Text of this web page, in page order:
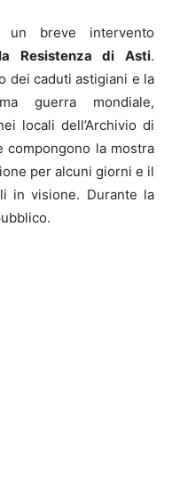
breve intervento
Resistenza di Asti.
dei caduti astigiani e la
guerra mondiale,
locali dell’Archivio di
compongono la mostra
per alcuni giorni e il
in visione. Durante la